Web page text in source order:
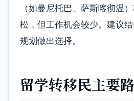
（如曼尼托巴、萨斯喀彻温
松，但工作机会较少。建议
规划做出选择。
留学转移民主要